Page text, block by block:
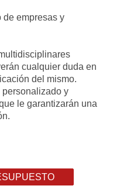
de empresas y
cualquier duda en
del mismo.
y
le garantizarán una